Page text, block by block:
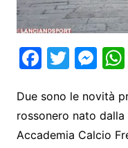
F
c
e
T
itt
er
M
s
s
Due sono le novità
rossonero nato
Accademia Calcio